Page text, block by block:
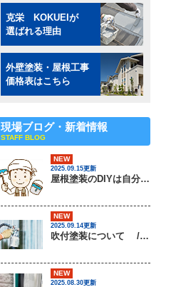
克栄 KOKUEIが
選ばれる理由
外壁塗装・屋根工事
価格表はこちら
現場ブログ・新着情報
STAFF BLOG
NEW
2025.09.15更新
屋根塗装のDIYは自分でできるの？ / 茨城県常総市・坂東市・守谷市・つくば市・境町の外壁塗装＆屋根専門店
NEW
2025.09.14更新
吹付塗装について / 茨城県常総市・坂東市・守谷市・つくば市・境町の外壁塗装＆屋根専門店
NEW
2025.08.30更新